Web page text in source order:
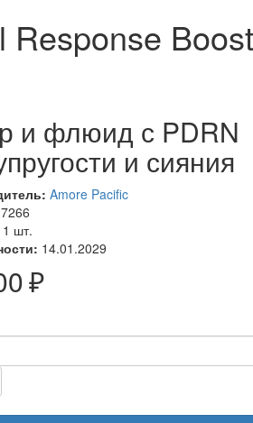
и флюид с PDRN
и сияния
Amore Pacific
7266
1 шт.
14.01.2029
₽